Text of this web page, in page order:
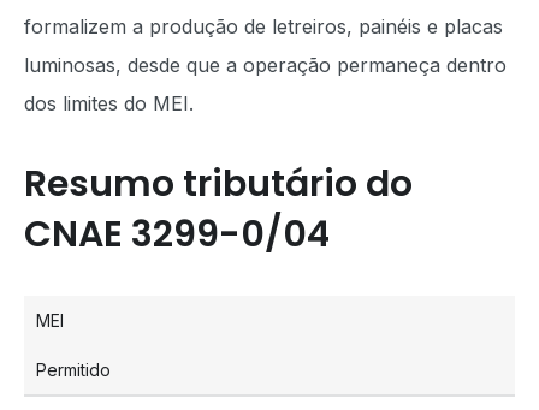
formalizem a produção de letreiros, painéis e placas
luminosas, desde que a operação permaneça dentro
dos limites do MEI.
Resumo tributário do
CNAE 3299-0/04
MEI
Permitido